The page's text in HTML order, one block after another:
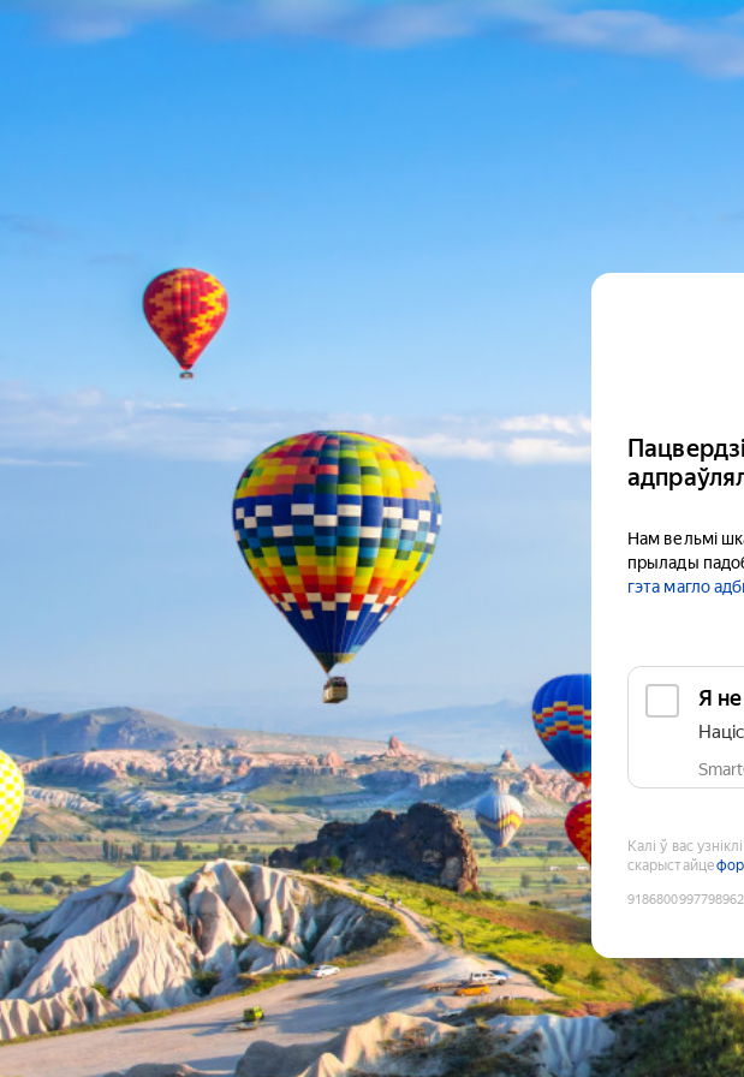
Нам вельмі
прылады
гэта магло
Я
Калі ў вас
скарыстайце